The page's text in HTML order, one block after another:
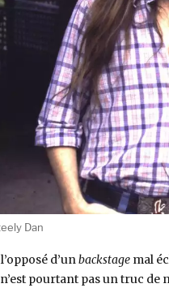
Dan
d’unbackstagemal
pourtant pas un truc de